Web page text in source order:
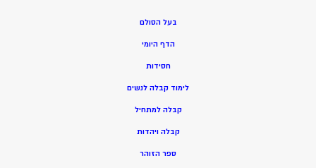
בעל הסולם
הדף היומי
חסידות
לימוד קבלה לנשים
קבלה למתחיל
קבלה ויהדות
ספר הזוהר